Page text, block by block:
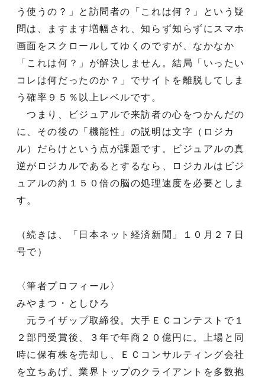
う使うの？」と訪問者の「これは何？」という疑
問は、ますます増幅され、知らず知らずにスマホ
画面をスクロールしてゆくのですが、なかなか
「これは何？」が解決しません。結局「いったい
コレは何だったのか？」でサイトを離脱してしま
う確率９５％以上レベルです。
つまり、ビジュアルで来訪者の心をつかんだの
に、その後の「機能性」の説明は文字（ロジカ
ル）だらけという点が課題です。ビジュアルの真
逆がロジカルであるとするなら、ロジカルはビジ
ュアルの約１５０倍の脳の処理速度を必要としま
す。
（続きは、「日本ネット経済新聞」１０月２７日
号で）
〈筆者プロフィール〉
みやまつ・としひろ
元ライザップ取締役。大手ＥＣコンテストで１
２部門受賞後、３年で年商２０億円に。上場と同
時に保有株を売却し、ＥＣコンサルティング会社
を立ちあげ、業界トップのクライアントを多数抱